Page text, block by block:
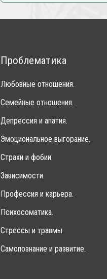
Проблематика
Любовные отношения.
Семейные отношения.
Депрессия и апатия.
Эмоциональное выгорание.
Страхи и фобии.
Зависимости.
Профессия и карьера.
Психосоматика.
Стрессы и травмы.
Самопознание и развитие.